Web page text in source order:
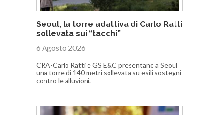
Seoul, la torre adattiva di Carlo Ratti
sollevata sui “tacchi”
6 Agosto 2026
CRA-Carlo Ratti e GS E&C presentano a Seoul
una torre di 140 metri sollevata su esili sostegni
contro le alluvioni.